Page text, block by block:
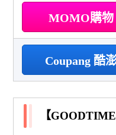
MOMO購物
Coupang 酷
【